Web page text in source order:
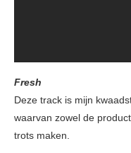
Fresh
Deze track is mijn
waarvan zowel de
trots maken.